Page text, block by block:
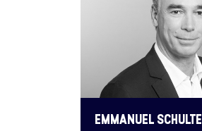
EMMANUEL SCHULTE